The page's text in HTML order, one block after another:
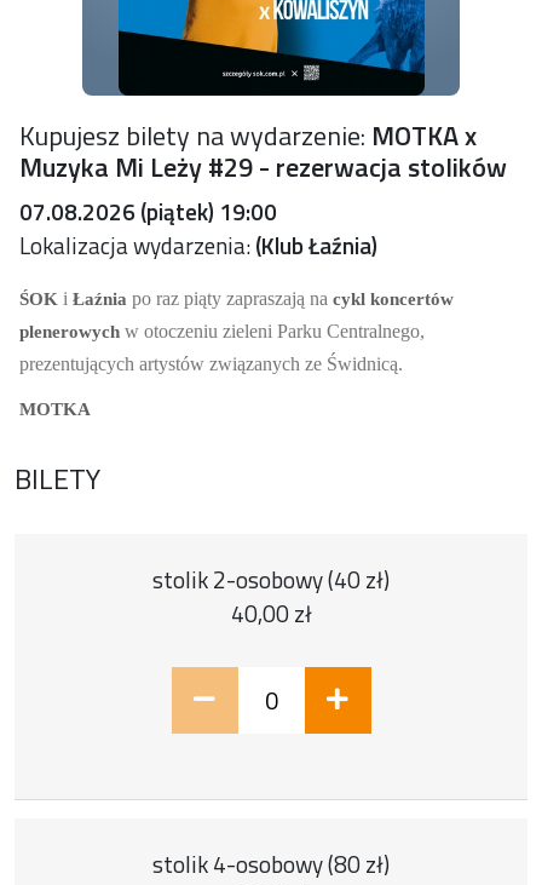
Kupujesz bilety na wydarzenie: MOTKA x
Muzyka Mi Leży #29 - rezerwacja stolików
07.08.2026 (piątek) 19:00
Lokalizacja wydarzenia:(Klub Łaźnia)
ŚOK i Łaźnia po raz piąty zapraszają na cykl koncertów
plenerowych w otoczeniu zieleni Parku Centralnego,
prezentujących artystów związanych ze Świdnicą.
MOTKA
BILETY
Typ biletu:
stolik 2-osobowy (40 zł)
Cena jednostkowa:
40,00 zł
Typ biletu:
stolik 4-osobowy (80 zł)